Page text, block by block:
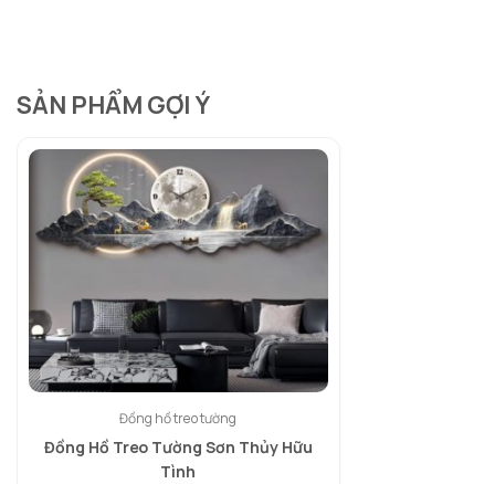
SẢN PHẨM GỢI Ý
Đồng hồ treo tường
Đồng Hồ Treo Tường Sơn Thủy Hữu
Tình